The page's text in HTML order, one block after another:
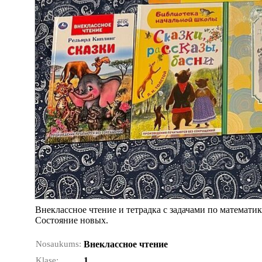
Внеклассное чтение и тетрадка с задачами по
Состояние новых.
Nosaukums: Внеклассное чтение